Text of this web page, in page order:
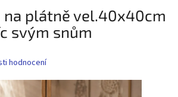
na plátně vel.40x40cm
svým snům
hodnocení